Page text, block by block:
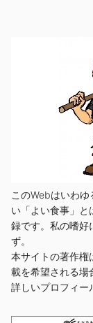
このWebはいわ
い「よい食事」と
録です。私の嗜好
ず。
本サイトの著作権
載を希望される場
詳しいプロフィー